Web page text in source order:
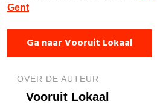
Gent
Ga naar Vooruit Lokaal
OVER DE AUTEUR
Vooruit Lokaal